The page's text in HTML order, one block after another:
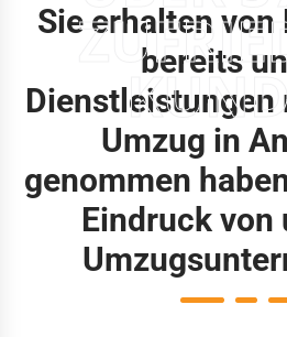
Sie erhalten von
bereits
Dienstleistungen
Umzug in
genommen
Eindruck von